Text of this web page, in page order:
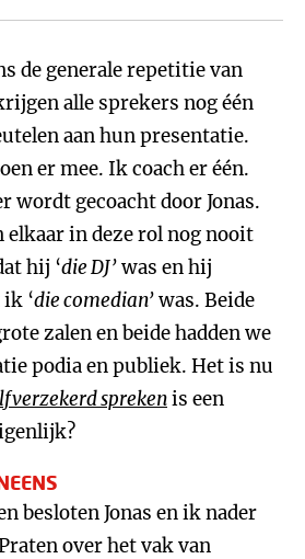
de generale repetitie van
alle sprekers nog één
aan hun presentatie.
er mee. Ik coach er één.
wordt gecoacht door Jonas.
elkaar in deze rol nog nooit
hij ‘die DJ’was en hij
‘die comedian’was. Beide
zalen en beide hadden we
podia en publiek. Het is nu
sprekenis een
besloten Jonas en ik nader
over het vak van